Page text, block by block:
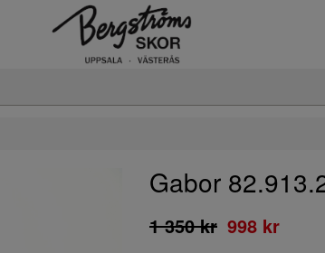
Gabor
1 350 kr 998 kr